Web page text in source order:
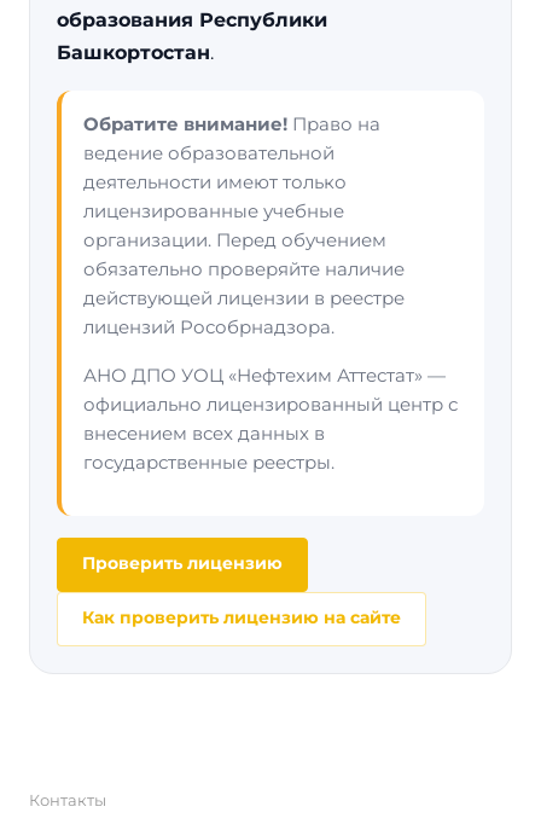
образования Республики
Башкортостан.
Обратите внимание! Право на
ведение образовательной
деятельности имеют только
лицензированные учебные
организации. Перед обучением
обязательно проверяйте наличие
действующей лицензии в реестре
лицензий Рособрнадзора.
АНО ДПО УОЦ «Нефтехим Аттестат» —
официально лицензированный центр с
внесением всех данных в
государственные реестры.
Проверить лицензию
Как проверить лицензию на сайте
Контакты